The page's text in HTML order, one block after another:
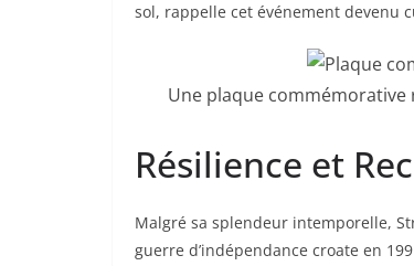
sol, rappelle cet événement devenu
Une plaque commémorative
Résilience et
Malgré sa splendeur intemporelle,
guerre d’indépendance croate en